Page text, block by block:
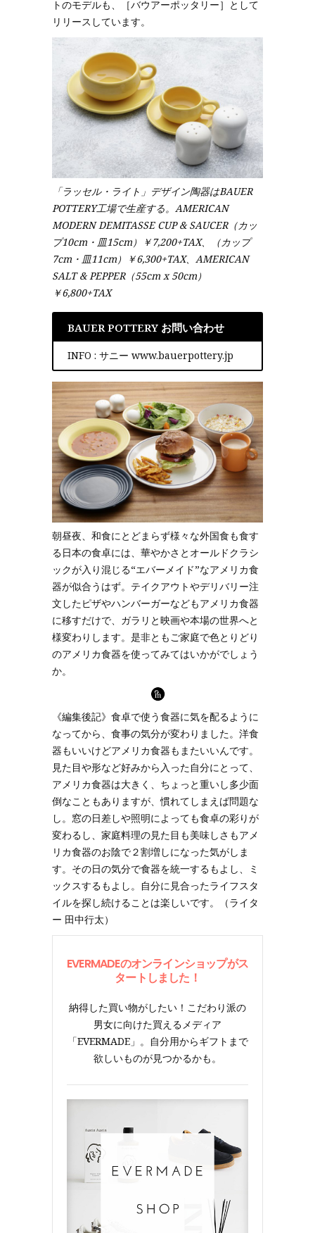
トのモデルも、［バウアーポッタリー］として
リリースしています。
「ラッセル・ライト」デザイン陶器はBAUER
POTTERY工場で生産する。AMERICAN
MODERN DEMITASSE CUP & SAUCER（カッ
プ10cm・皿15cm）￥7,200+TAX、（カップ
7cm・皿11cm）￥6,300+TAX、AMERICAN
SALT & PEPPER（55cm x 50cm）
￥6,800+TAX
BAUER POTTERY お問い合わせ
INFO : サニー www.bauerpottery.jp
朝昼夜、和食にとどまらず様々な外国食も食す
る日本の食卓には、華やかさとオールドクラシ
ックが入り混じる“エバーメイド”なアメリカ食
器が似合うはず。テイクアウトやデリバリー注
文したピザやハンバーガーなどもアメリカ食器
に移すだけで、ガラリと映画や本場の世界へと
様変わりします。是非ともご家庭で色とりどり
のアメリカ食器を使ってみてはいかがでしょう
か。
《編集後記》食卓で使う食器に気を配るように
なってから、食事の気分が変わりました。洋食
器もいいけどアメリカ食器もまたいいんです。
見た目や形など好みから入った自分にとって、
アメリカ食器は大きく、ちょっと重いし多少面
倒なこともありますが、慣れてしまえば問題な
し。窓の日差しや照明によっても食卓の彩りが
変わるし、家庭料理の見た目も美味しさもアメ
リカ食器のお陰で２割増しになった気がしま
す。その日の気分で食器を統一するもよし、ミ
ックスするもよし。自分に見合ったライフスタ
イルを探し続けることは楽しいです。（ライタ
ー 田中行太）
EVERMADEのオンラインショップがス
タートしました！
納得した買い物がしたい！こだわり派の
男女に向けた買えるメディア
「EVERMADE」。自分用からギフトまで
欲しいものが見つかるかも。